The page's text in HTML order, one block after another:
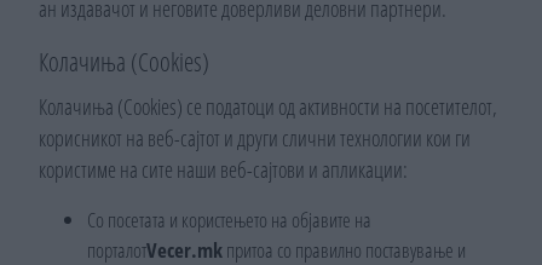
ан издавачот и неговите доверливи деловни партнери.
Колачиња (Cookies)
Колачиња (Cookies) се податоци од активности на посетителот,
корисникот на веб-сајтот и други слични технологии кои ги
користиме на сите наши веб-сајтови и апликации:
Со посетата и користењето на објавите на
порталотVecer.mkпритоа со правилно поставување и